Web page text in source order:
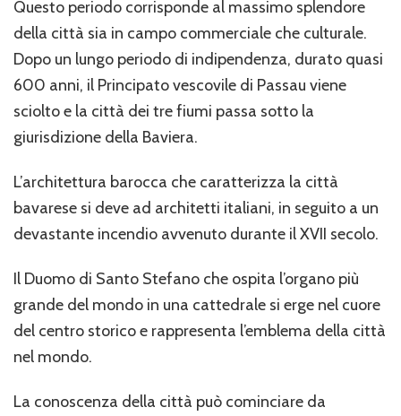
Questo periodo corrisponde al massimo splendore
della città sia in campo commerciale che culturale.
Dopo un lungo periodo di indipendenza, durato quasi
600 anni, il Principato vescovile di Passau viene
sciolto e la città dei tre fiumi passa sotto la
giurisdizione della Baviera.
L’architettura barocca che caratterizza la città
bavarese si deve ad architetti italiani, in seguito a un
devastante incendio avvenuto durante il XVII secolo.
Il Duomo di Santo Stefano che ospita l’organo più
grande del mondo in una cattedrale si erge nel cuore
del centro storico e rappresenta l’emblema della città
nel mondo.
La conoscenza della città può cominciare da